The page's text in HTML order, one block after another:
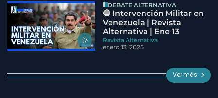
DEBATE ALTERNATIVA
🔵 Intervención Militar en
Venezuela | Revista
Alternativa | Ene 13
Revista Alternativa
enero 13, 2025
Ver más